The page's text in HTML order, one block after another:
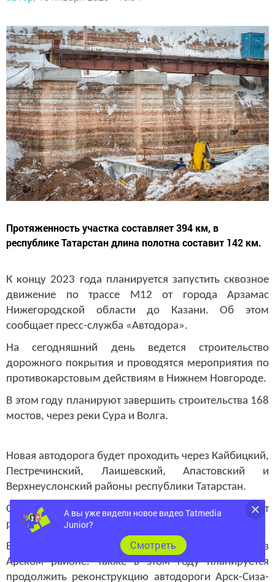
республике Татарстан длина полотна составит 142 км.
движение по трассе М12 от города Арзамас
Нижегородской области до Казани.
Об этом
сообщает пресс-служба «Автодора».
На сегодняшний день ведется строительство
дорожного покрытия и проводятся мероприятия по
противокарстовым действиям в Нижнем Новгороде.
В этом году планируют завершить строительства 168
мостов, через реки Сура и Волга.
Пестречинский, Лаишевский, Апастовский и
Верхнеуслонский районы республики Татарстан.
Отмечается, что новые технологии позволяют
работать и в зимнее время. Работы идут по графику.
В 2023 году благоустройство дорог продолжится и в
Арском районе. Также в этом году планируется
продолжить реконструкцию автодороги Арск-Сиза-
Алан.
А вы уже видели новое видео Tatmedia
Junior?
Cмотреть